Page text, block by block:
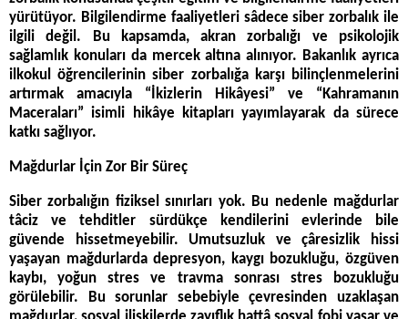
yürütüyor. Bilgilendirme faaliyetleri sâdece siber zorbalık ile
ilgili değil. Bu kapsamda, akran zorbalığı ve psikolojik
sağlamlık konuları da mercek altına alınıyor. Bakanlık ayrıca
ilkokul öğrencilerinin siber zorbalığa karşı bilinçlenmelerini
artırmak amacıyla “İkizlerin Hikâyesi” ve “Kahramanın
Maceraları” isimli hikâye kitapları yayımlayarak da sürece
katkı sağlıyor.
Mağdurlar İçin Zor Bir Süreç
Siber zorbalığın fiziksel sınırları yok. Bu nedenle mağdurlar
tâciz ve tehditler sürdükçe kendilerini evlerinde bile
güvende hissetmeyebilir. Umutsuzluk ve çâresizlik hissi
yaşayan mağdurlarda depresyon, kaygı bozukluğu, özgüven
kaybı, yoğun stres ve travma sonrası stres bozukluğu
görülebilir. Bu sorunlar sebebiyle çevresinden uzaklaşan